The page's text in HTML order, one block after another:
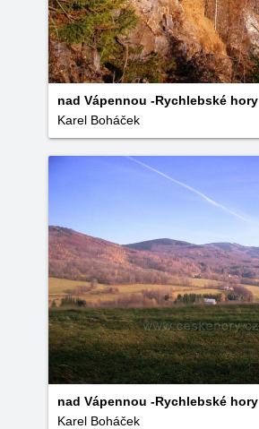
nad Vápennou -Rychlebské hory
Karel Boháček
nad Vápennou -Rychlebské hory
Karel Boháček